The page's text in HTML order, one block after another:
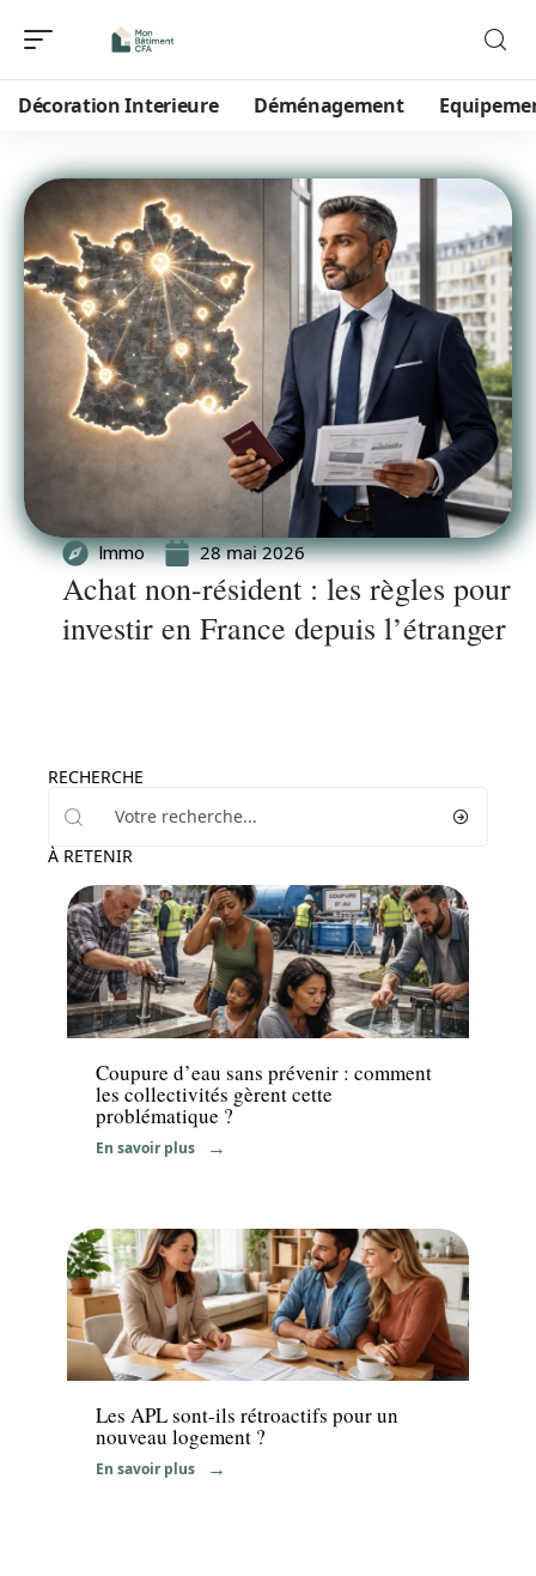
Décoration Interieure Déménagement
Immo 28 mai 2026
Achat non-résident : les règles pour
investir en France depuis l’étranger
RECHERCHE
À RETENIR
News
Coupure d’eau sans prévenir : comment
les collectivités gèrent cette
problématique ?
En savoir plus
News
Les APL sont-ils rétroactifs pour un
nouveau logement ?
En savoir plus